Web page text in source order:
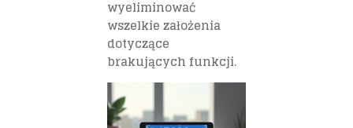
wyeliminować
wszelkie założenia
dotyczące
brakujących funkcji.